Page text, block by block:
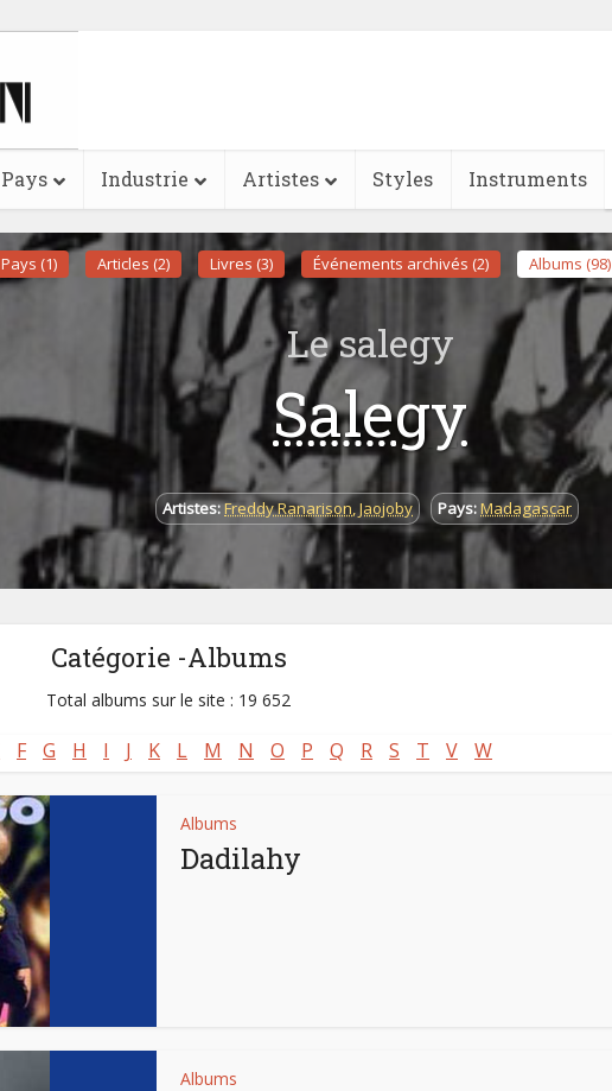
Pays Industrie Artistes Styles Instruments
Pays (1) Articles (2) Livres (3) Événements archivés (2) Albums (98)
Le salegy
Salegy
Artistes:Freddy Ranarison,Jaojoby Pays:Madagascar
Catégorie -Albums
Total albums sur le site : 19 652
F G H I J K L M N O P Q R S T V W
Albums
Dadilahy
Albums